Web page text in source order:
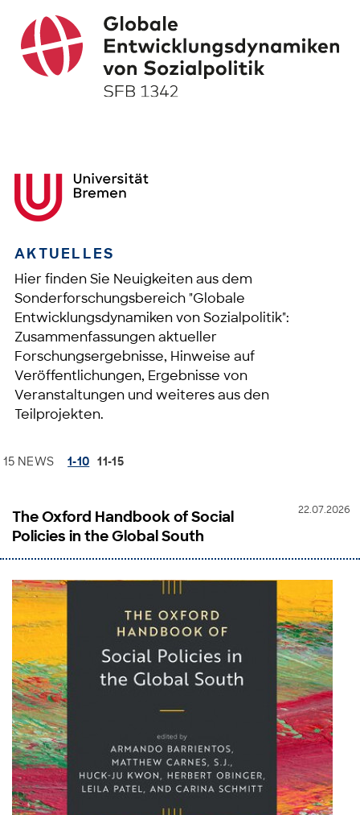
AKTUELLES
Hier finden Sie Neuigkeiten aus dem
Sonderforschungsbereich "Globale
Entwicklungsdynamiken von Sozialpolitik":
Zusammenfassungen aktueller
Forschungsergebnisse, Hinweise auf
Veröffentlichungen, Ergebnisse von
Veranstaltungen und weiteres aus den
Teilprojekten.
15 NEWS 1-10 11-15
22.07.2026
The Oxford Handbook of Social
Policies in the Global South